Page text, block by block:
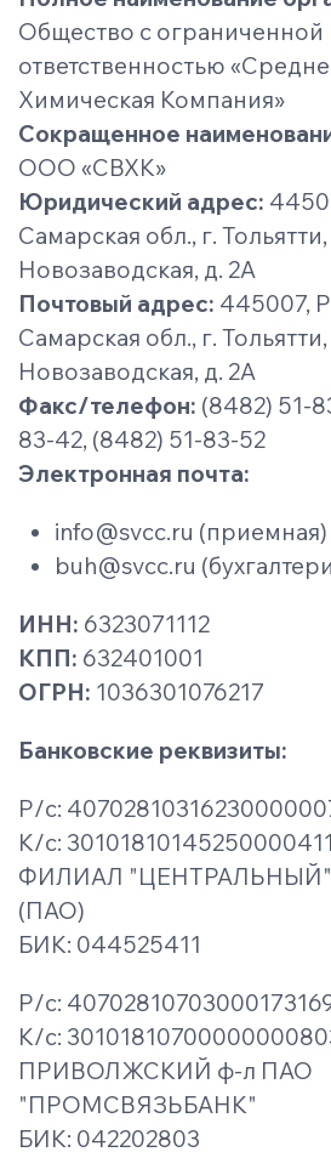
Общество с ограниченной
ответственностью
Химическая Компания»
Сокращенное
ООО «СВХК»
Юридический адрес:
Самарская обл., г. Тольятти,
Новозаводская, д. 2А
Почтовый адрес: 445007,
Самарская обл., г. Тольятти,
Новозаводская, д. 2А
Факс/телефон: (8482) 51-
83-42, (8482) 51-83-52
Электронная почта:
info@svcc.ru (приемная)
buh@svcc.ru
ИНН: 6323071112
КПП: 632401001
ОГРН: 1036301076217
Банковские реквизиты:
Р/с:
К/с: 30101810145250000411
ФИЛИАЛ "ЦЕНТРАЛЬНЫЙ"
(ПАО)
БИК: 044525411
Р/с:
К/с:
ПРИВОЛЖСКИЙ ф-л ПАО
"ПРОМСВЯЗЬБАНК"
БИК: 042202803